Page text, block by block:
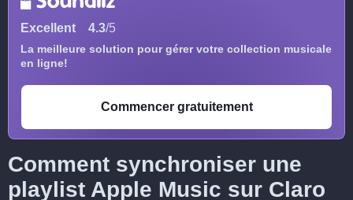
Excellent 4.3/5
La meilleure solution pour gérer votre collection musicale
en ligne!
Commencer gratuitement
Comment synchroniser une
playlist Apple Music sur Claro